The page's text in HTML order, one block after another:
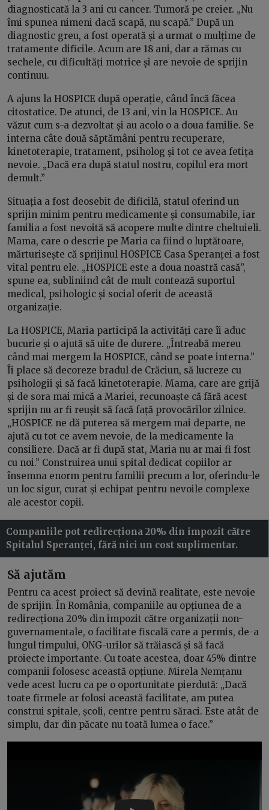
diagnosticată la 3 ani cu cancer. Tumoră pe creier. „Nu
îmi spunea nimeni dacă scapă, nu scapă.” După un
diagnostic greu, a fost operată și a urmat o mulțime de
tratamente dificile. Acum are 18 ani, dar a rămas cu
sechele, cu dificultăți motrice și are nevoie de sprijin
continuu.
A ajuns la HOSPICE după operație, când încă făcea
citostatice. De atunci, de 13 ani, vin la HOSPICE. Au
văzut cum s-a dezvoltat și au acolo o a doua familie. Se
interna câte două săptămâni pentru recuperare,
kinetoterapie, tratament, psiholog și tot ce avea fetița
nevoie. „Dacă era după statul nostru, copilul era mort
demult.”
Situația a fost deosebit de dificilă, statul oferind un
sprijin minim pentru medicamente și consumabile, iar
familia a fost nevoită să acopere multe dintre cheltuieli.
Mama, care o descrie pe Maria ca fiind o luptătoare,
mărturisește că sprijinul HOSPICE Casa Speranței a fost
vital pentru ele. „HOSPICE este a doua noastră casă”,
spune ea, subliniind cât de mult contează suportul
medical, psihologic și social oferit de această
organizație.
La HOSPICE, Maria participă la activități care îi aduc
bucurie și o ajută să uite de durere. „Întreabă mereu
când mai mergem la HOSPICE, când se poate interna.”
Îi place să decoreze bradul de Crăciun, să lucreze cu
psihologii și să facă kinetoterapie. Mama, care are grijă
și de sora mai mică a Mariei, recunoaște că fără acest
sprijin nu ar fi reușit să facă față provocărilor zilnice.
„HOSPICE ne dă puterea să mergem mai departe, ne
ajută cu tot ce avem nevoie, de la medicamente la
consiliere. Dacă ar fi după stat, Maria nu ar mai fi fost
cu noi.” Construirea unui spital dedicat copiilor ar
însemna enorm pentru familii precum a lor, oferindu-le
un loc sigur, curat și echipat pentru nevoile complexe
ale acestor copii.
Companiile pot redirecționa 20% din impozit către
Spitalul Speranței, fără nici un cost suplimentar.
Să ajutăm
Pentru ca acest proiect să devină realitate, este nevoie
de sprijin. În România, companiile au opțiunea de a
redirecționa 20% din impozit către organizații non-
guvernamentale, o facilitate fiscală care a permis, de-a
lungul timpului, ONG-urilor să trăiască și să facă
proiecte importante. Cu toate acestea, doar 45% dintre
companii folosesc această opțiune. Mirela Nemțanu
vede acest lucru ca pe o oportunitate pierdută: „Dacă
toate firmele ar folosi această facilitate, am putea
construi spitale, școli, centre pentru săraci. Este atât de
simplu, dar din păcate nu toată lumea o face.”